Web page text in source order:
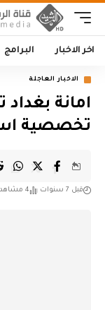
اخر الاخبار البرامج
الاخبار العاجلة
تخصصية
قبل 7 سنوات 4 مشاهدات